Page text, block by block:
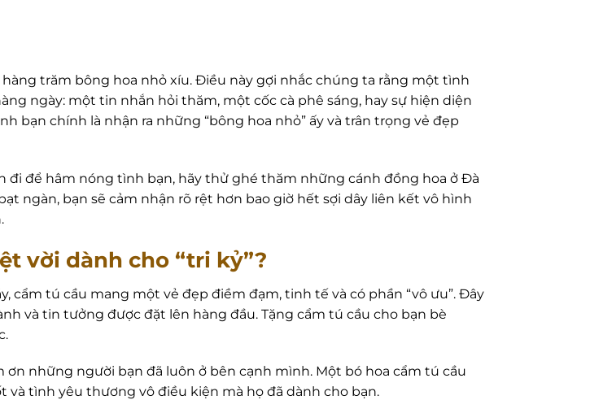
trăm bông hoa nhỏ xíu. Điều này gợi nhắc chúng ta rằng một tình
ngày: một tin nhắn hỏi thăm, một cốc cà phê sáng, hay sự hiện diện
bạn chính là nhận ra những “bông hoa nhỏ” ấy và trân trọng vẻ đẹp
để hâm nóng tình bạn, hãy thử ghé thăm những cánh đồng hoa ở Đà
ngàn, bạn sẽ cảm nhận rõ rệt hơn bao giờ hết sợi dây liên kết vô hình
vời dành cho “tri kỷ”?
tú cầu mang một vẻ đẹp điềm đạm, tinh tế và có phần “vô ưu”. Đây
và tin tưởng được đặt lên hàng đầu. Tặng cẩm tú cầu cho bạn bè
những người bạn đã luôn ở bên cạnh mình. Một bó hoa cẩm tú cầu
và tình yêu thương vô điều kiện mà họ đã dành cho bạn.